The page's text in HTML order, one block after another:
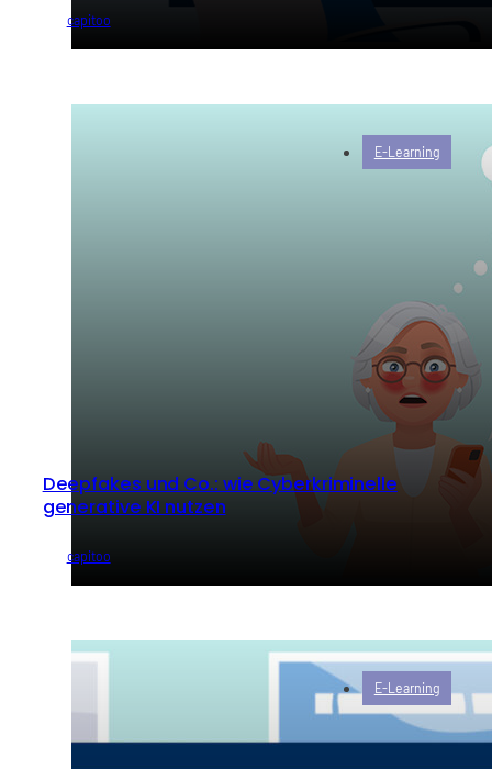
capitoo
Deepfakes und Co.: wie Cyberkriminelle
generative KI nutzen
capitoo
E-Learning
E-Learning